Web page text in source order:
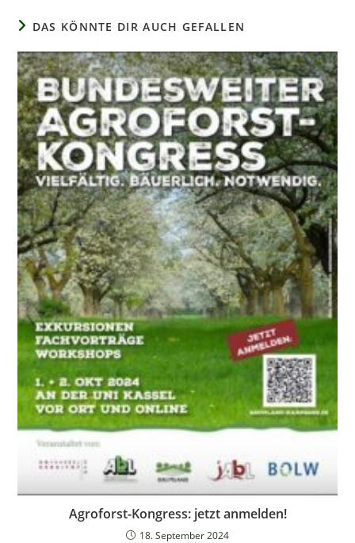
DAS KÖNNTE DIR AUCH GEFALLEN
Agroforst-Kongress: jetzt anmelden!
18. September 2024